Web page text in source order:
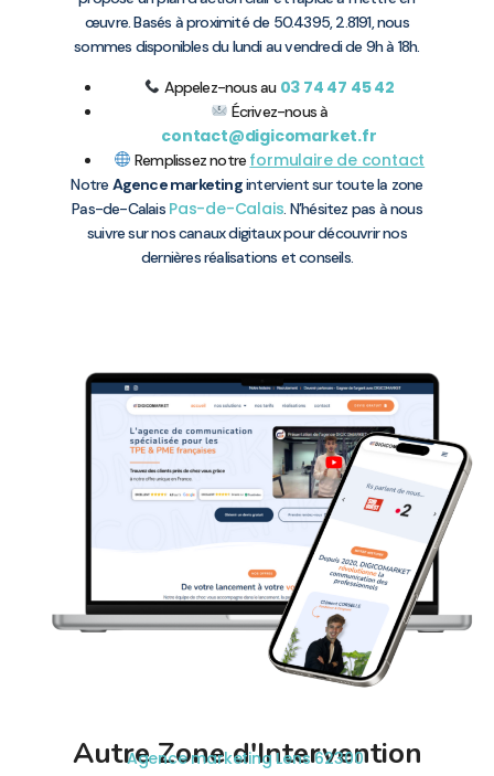
œuvre. Basés à proximité de 50.4395, 2.8191, nous
sommes disponibles du lundi au vendredi de 9h à 18h.
Appelez-nous au 03 74 47 45 42
Écrivez-nous à
contact@digicomarket.fr
Remplissez notre formulaire de contact
Notre Agence marketingintervient sur toute la zone
Pas-de-Calais Pas-de-Calais. N’hésitez pas à nous
suivre sur nos canaux digitaux pour découvrir nos
dernières réalisations et conseils.
Autre Zone d'Intervention
Agence marketing Lens 62300